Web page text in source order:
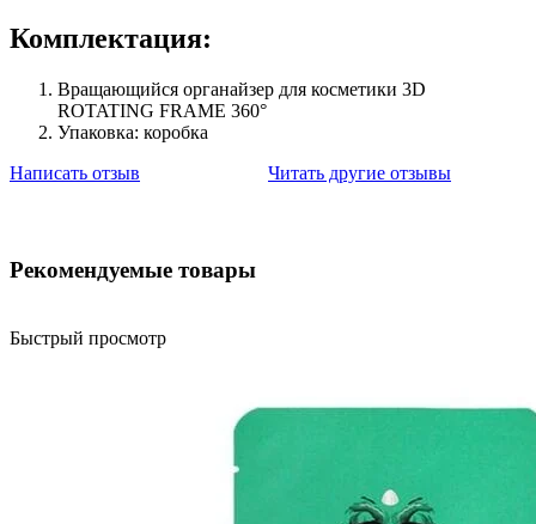
Комплектация:
Вращающийся органайзер для косметики 3D
ROTATING FRAME 360°
Упаковка: коробка
Написать отзыв
Читать другие отзывы
Рекомендуемые товары
Быстрый просмотр